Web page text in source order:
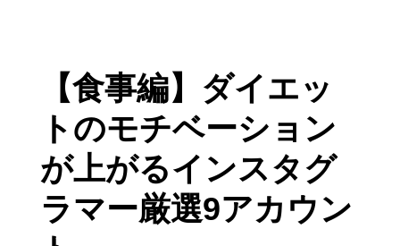
【食事編】ダイエッ
トのモチベーション
が上がるインスタグ
ラマー厳選9アカウン